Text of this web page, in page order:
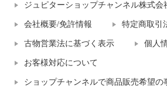
ジュピターショップチャンネル株式会
会社概要/免許情報 特定商取引
古物営業法に基づく表示 個人
お客様対応について
ショップチャンネルで商品販売希望の